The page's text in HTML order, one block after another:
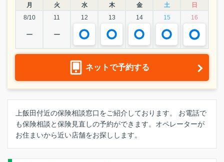
月 火 水 木 金 土
日
8/10
11 12 13 14 15 16
ー ー
ネットで予約する
上飯田付近の保険相談窓口をご紹介しております。 お電話で
も保険相談と保険見直しの予約ができます。オペレーターが
お住まいから近い店舗をお探しします。